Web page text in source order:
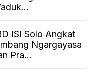
ISI Solo Angkat
Ngargayasa
Pra...